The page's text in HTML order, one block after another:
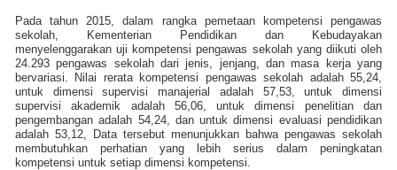
Pada tahun 2015, dalam rangka pemetaan kompetensi pengawas
sekolah, Kementerian Pendidikan dan Kebudayakan
menyelenggarakan uji kompetensi pengawas sekolah yang diikuti oleh
24.293 pengawas sekolah dari jenis, jenjang, dan masa kerja yang
bervariasi. Nilai rerata kompetensi pengawas sekolah adalah 55,24,
untuk dimensi supervisi manajerial adalah 57,53, untuk dimensi
supervisi akademik adalah 56,06, untuk dimensi penelitian dan
pengembangan adalah 54,24, dan untuk dimensi evaluasi pendidikan
adalah 53,12, Data tersebut menunjukkan bahwa pengawas sekolah
membutuhkan perhatian yang lebih serius dalam peningkatan
kompetensi untuk setiap dimensi kompetensi.